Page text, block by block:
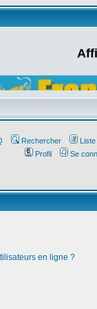
Rechercher
Profil
Se
en ligne ?